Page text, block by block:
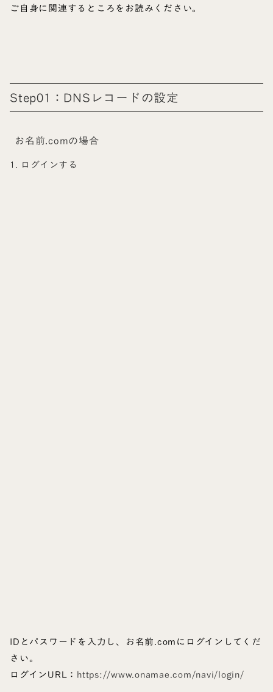
ご自身に関連するところをお読みください。
Step01：DNSレコードの設定
お名前.comの場合
1. ログインする
IDとパスワードを入力し、お名前.comにログインしてくだ
さい。
ログインURL： https://www.onamae.com/navi/login/